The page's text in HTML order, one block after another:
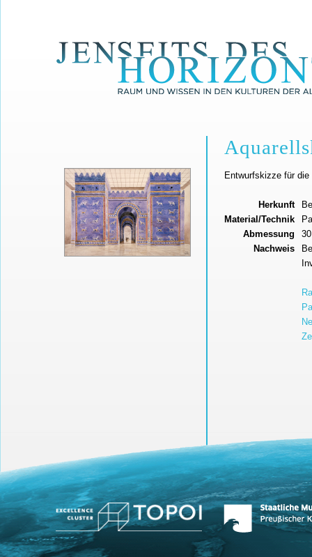
Entwurfskizze für
Herkunft
Material/Technik
Abmessung
Nachweis